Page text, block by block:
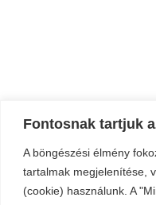
Fontosnak tartjuk
A böngészési élmény
tartalmak megjelenítése,
(cookie) használunk. A